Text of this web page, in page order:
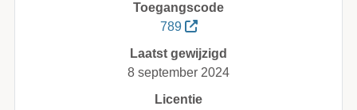
Toegangscode
789
Laatst gewijzigd
8 september 2024
Licentie